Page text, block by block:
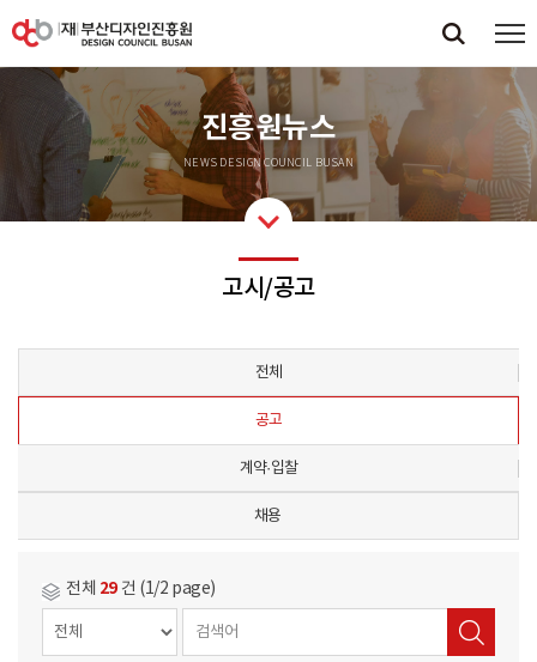
진흥원뉴스
NEWS DESIGN COUNCIL BUSAN
고시/공고
전체
공고
계약·입찰
채용
전체 29 건 (1/2 page)